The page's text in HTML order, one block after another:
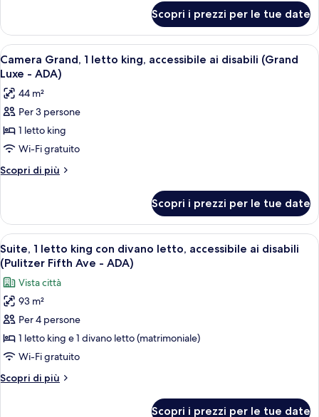
queen
(Family
Grand
Luxe)
familiare,
letti
queen
Grand
Luxe)
Scopri i prezzi per le tue date
Apri
tutte
le
foto
per
Camera
Grand,
1
accessibile
ai
disabili
(Grand
Luxe
-
ADA)
Camera d'albergo con un letto
4
Camera Grand, 1 letto king, accessibile ai disabili (Grand
Luxe - ADA)
44 m²
Per 3 persone
1 letto king
Wi-Fi gratuito
Scopri di più
Altri
Grand,
letto
king,
accessibile
ai
disabili
(Grand
Luxe
-
Scopri i prezzi per le tue date
Apri
tutte
le
foto
per
Suite,
1
letto
king
con
Un soggiorno con un divano grigio,
6
Suite, 1 letto king con divano letto, accessibile ai disabili
(Pulitzer Fifth Ave - ADA)
Vista città
93 m²
Per 4 persone
1 letto king e 1 divano letto (matrimoniale)
Wi-Fi gratuito
Scopri di più
Altri
Scopri i prezzi per le tue date